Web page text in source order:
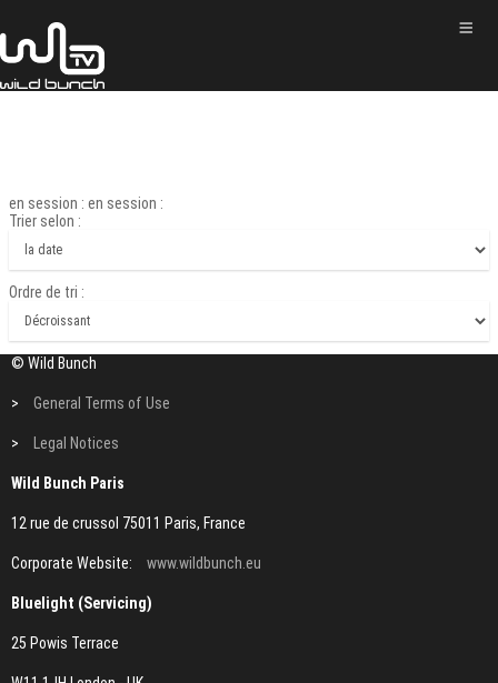
en session : en session :
Trier selon :
Ordre de tri :
© Wild Bunch
> General Terms of Use
> Legal Notices
Wild Bunch Paris
12 rue de crussol 75011 Paris, France
Corporate Website: www.wildbunch.eu
Bluelight (Servicing)
25 Powis Terrace